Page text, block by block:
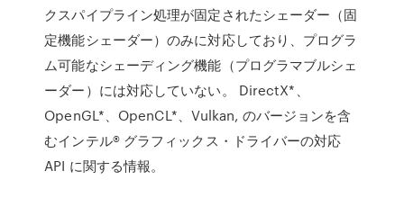
クスパイプライン処理が固定されたシェーダー（固
定機能シェーダー）のみに対応しており、プログラ
ム可能なシェーディング機能（プログラマブルシェ
ーダー）には対応していない。 DirectX*、
OpenGL*、OpenCL*、Vulkan, のバージョンを含
むインテル® グラフィックス・ドライバーの対応
API に関する情報。